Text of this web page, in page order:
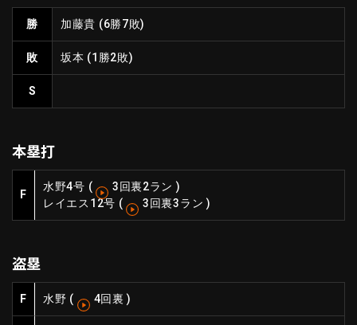
ファーム中地区
ファーム西地区
北海道日本ハムファイターズ
東北楽天ゴールデンイーグルス
埼玉西武ライオンズ
オリックス・バファローズ
ニュース
設定
勝 加藤貴 (6勝7敗)
敗 坂本 (1勝2敗)
S
本塁打
F
水野4号 ( 3回裏2ラン )
レイエス 12号 ( 3回裏3ラン )
盗塁
F 水野 ( 4回裏 )